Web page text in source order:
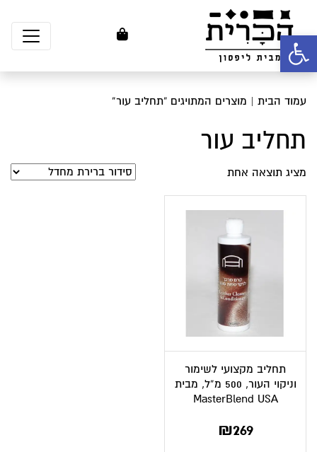
פתח סרגל נגישות
עמוד הבית | מוצרים המתויגים “תחליב עור”
תחליב עור
מציג תוצאה אחת
תחליב מקצועי לשימור
וניקוי העור, 500 מ”ל, מבית
MasterBlend USA
₪269